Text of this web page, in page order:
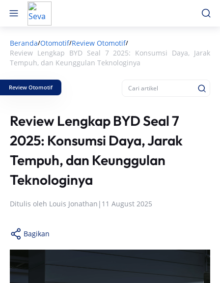
Beranda/Otomotif/Review Otomotif/
Review Lengkap BYD Seal 7 2025: Konsumsi Daya, Jarak
Tempuh, dan Keunggulan Teknologinya
Review Otomotif
Review Lengkap BYD Seal 7
2025: Konsumsi Daya, Jarak
Tempuh, dan Keunggulan
Teknologinya
Ditulis oleh Louis Jonathan | 11 August 2025
Bagikan